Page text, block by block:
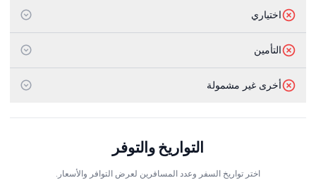
اختياري
التأمين
أخرى غير مشمولة
التواريخ والتوفر
اختر تواريخ السفر وعدد المسافرين لعرض التوافر والأسعار.